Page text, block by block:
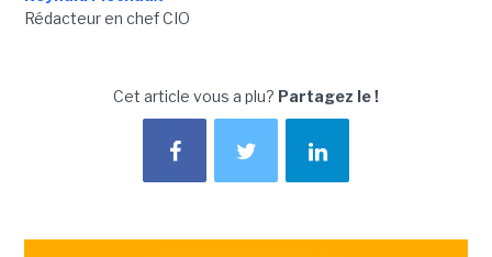
Rédacteur en chef CIO
Cet article vous a plu? Partagez le !